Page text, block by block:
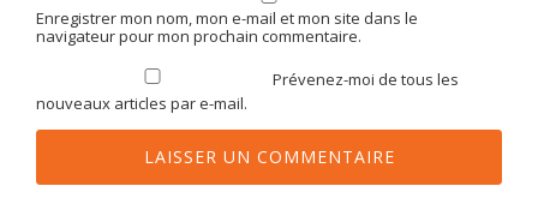
Enregistrer mon nom, mon e-mail et mon site dans le
navigateur pour mon prochain commentaire.
Prévenez-moi de tous les
nouveaux articles par e-mail.